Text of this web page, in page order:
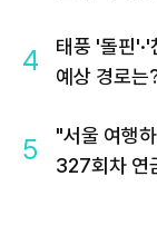
4
태풍 '돌핀
예상 경로는
5
"서울 여행
327회차 연